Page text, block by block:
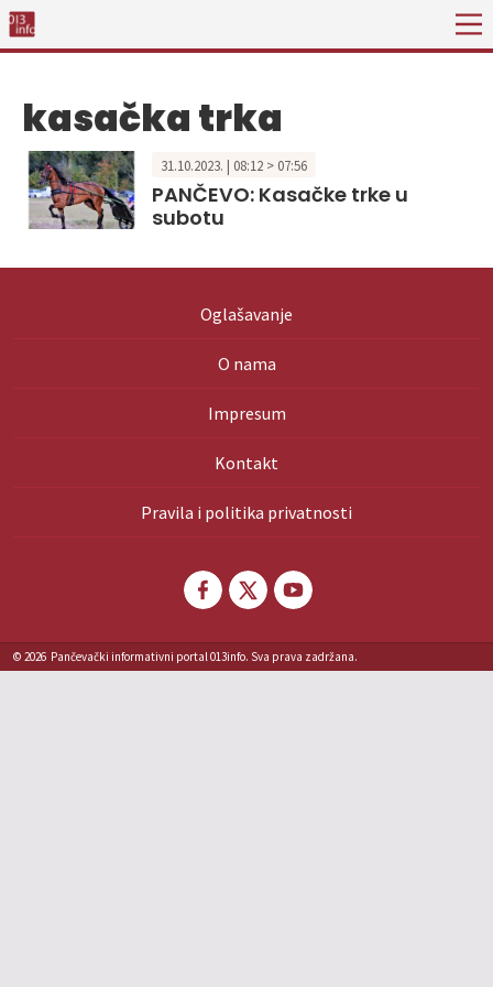
kasačka trka
31.10.2023. | 08:12 > 07:56
PANČEVO: Kasačke trke u
subotu
Oglašavanje
O nama
Impresum
Kontakt
Pravila i politika privatnosti
© 2026 Pančevački informativni portal 013info. Sva prava zadržana.